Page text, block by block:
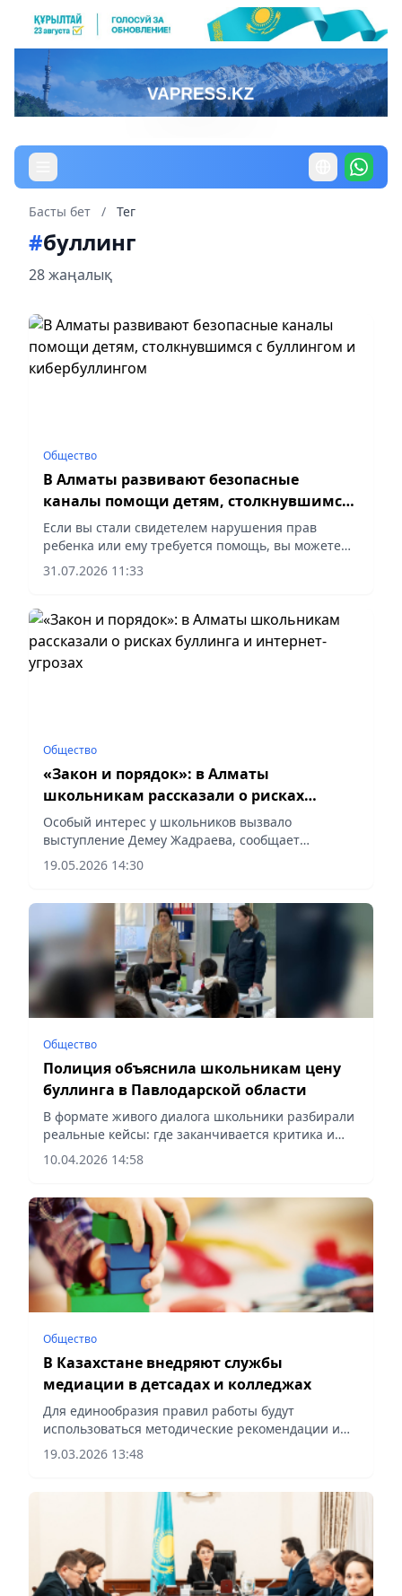
Басты бет / Тег
#буллинг
28 жаңалық
Общество
В Алматы развивают безопасные
каналы помощи детям, столкнувшимся
с буллингом и кибербуллингом
Если вы стали свидетелем нарушения прав
ребенка или ему требуется помощь, вы можете
незамедлительно обратиться по единому номеру
111, сообщает корреспондент vapress.kz.
31.07.2026 11:33
Общество
«Закон и порядок»: в Алматы
школьникам рассказали о рисках
буллинга и интернет-угрозах
Особый интерес у школьников вызвало
выступление Демеу Жадраева, сообщает
vecher.kz.
19.05.2026 14:30
Общество
Полиция объяснила школьникам цену
буллинга в Павлодарской области
В формате живого диалога школьники разбирали
реальные кейсы: где заканчивается критика и
начинается преступление, сообщает Vecher.kz.
10.04.2026 14:58
Общество
В Казахстане внедряют службы
медиации в детсадах и колледжах
Для единообразия правил работы будут
использоваться методические рекомендации и
положение, разработанные НАО им. И.
Алтынсарина, сообщает Vecher.kz.
19.03.2026 13:48